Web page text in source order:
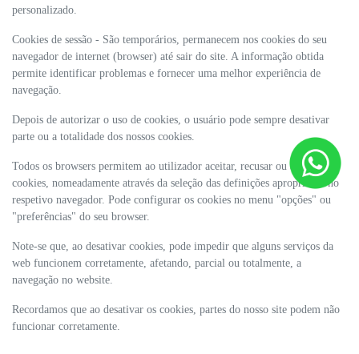
personalizado.
Cookies de sessão - São temporários, permanecem nos cookies do seu
navegador de internet (browser) até sair do site. A informação obtida
permite identificar problemas e fornecer uma melhor experiência de
navegação.
Depois de autorizar o uso de cookies, o usuário pode sempre desativar
parte ou a totalidade dos nossos cookies.
Todos os browsers permitem ao utilizador aceitar, recusar ou apagar
cookies, nomeadamente através da seleção das definições apropriadas no
respetivo navegador. Pode configurar os cookies no menu "opções" ou
"preferências" do seu browser.
Note-se que, ao desativar cookies, pode impedir que alguns serviços da
web funcionem corretamente, afetando, parcial ou totalmente, a
navegação no website.
Recordamos que ao desativar os cookies, partes do nosso site podem não
funcionar corretamente.